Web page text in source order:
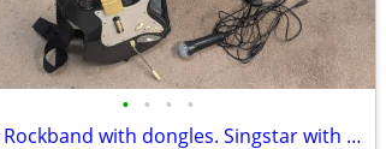
• • • •
PS2/3 Rockband with dongles. Singstar with mics. Game lot.